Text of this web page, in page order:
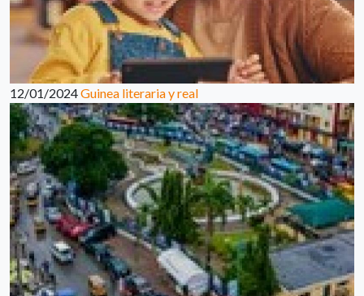
12/01/2024Guinea literaria y real